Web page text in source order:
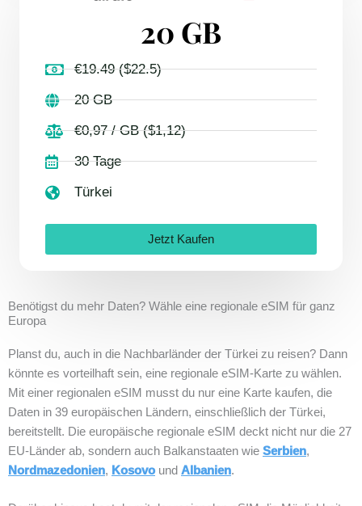
20 GB
€19.49 ($22.5)
20 GB
€0,97 / GB ($1,12)
30 Tage
Türkei
Jetzt Kaufen
Benötigst du mehr Daten? Wähle eine regionale eSIM für ganz
Europa
Planst du, auch in die Nachbarländer der Türkei zu reisen? Dann
könnte es vorteilhaft sein, eine regionale eSIM-Karte zu wählen.
Mit einer regionalen eSIM musst du nur eine Karte kaufen, die
Daten in 39 europäischen Ländern, einschließlich der Türkei,
bereitstellt. Die europäische regionale eSIM deckt nicht nur die 27
EU-Länder ab, sondern auch Balkanstaaten wie Serbien,
Nordmazedonien, Kosovound Albanien.